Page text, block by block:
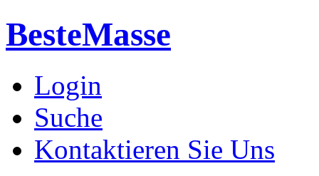
BesteMasse
Login
Suche
Kontaktieren Sie Uns